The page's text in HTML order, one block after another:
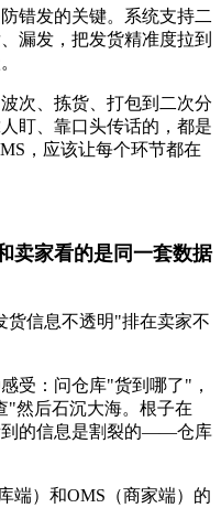
错发的关键。系统支持二
漏发，把发货精准度拉到
次、拣货、打包到二次分
盯、靠口头传话的，都是
，应该让每个环节都在
家看的是同一套数据
货信息不透明"排在卖家不
受：问仓库"货到哪了"，
"然后石沉大海。根子在
到的信息是割裂的——仓库
端）和OMS（商家端）的